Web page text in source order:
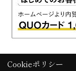
Cookieポリシー